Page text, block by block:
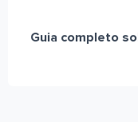
Guia completo